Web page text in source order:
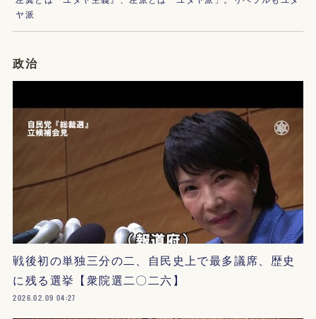
ヤ派
政治
戦後初の単独三分の二、自民史上で最多議席、歴史
に残る選挙【衆院選二〇二六】
2026.02.09 04:27